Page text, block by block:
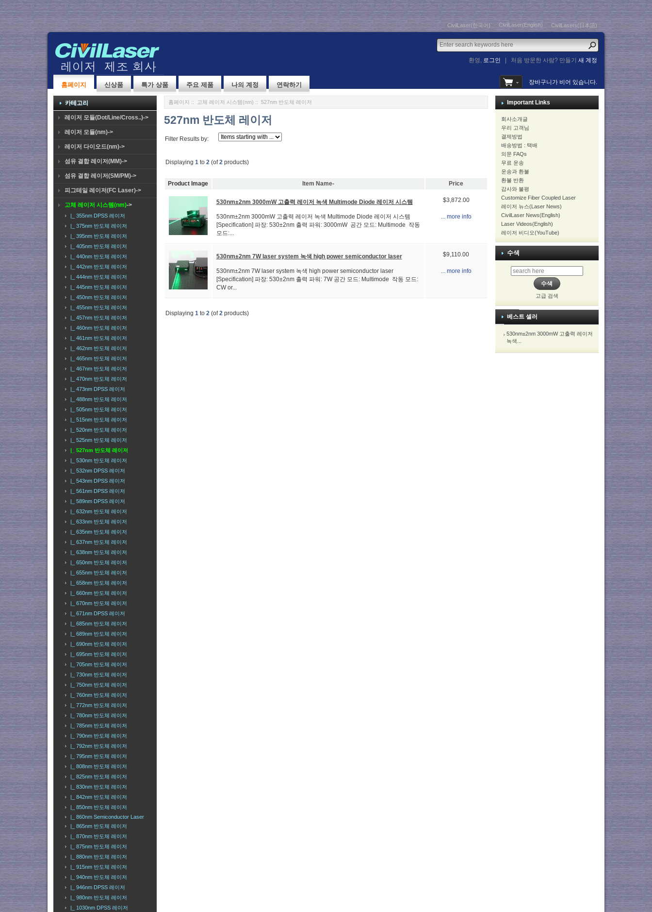
CivilLaser(한국어) CivilLaser(English) CivilLasers(日本語)
환영, 로그인 처음 방문한 사람? 만들기새 계정
홈페이지 신상품 특가 상품 주요 제품 나의 계정 연락하기 장바구니가 비어 있습니다.
카테고리
레이저 모듈(Dot/Line/Cross..)->
레이저 모듈(nm)->
레이저 다이오드(nm)->
섬유 결합 레이저(MM)->
섬유 결합 레이저(SM/PM)->
피그테일 레이저(FC Laser)->
고체 레이저 시스템(nm)->
|_ 355nm DPSS 레이저
|_ 375nm 반도체 레이저
|_ 395nm 반도체 레이저
|_ 405nm 반도체 레이저
|_ 440nm 반도체 레이저
|_ 442nm 반도체 레이저
|_ 444nm 반도체 레이저
|_ 445nm 반도체 레이저
|_ 450nm 반도체 레이저
|_ 455nm 반도체 레이저
|_ 457nm 반도체 레이저
|_ 460nm 반도체 레이저
|_ 461nm 반도체 레이저
|_ 462nm 반도체 레이저
|_ 465nm 반도체 레이저
|_ 467nm 반도체 레이저
|_ 470nm 반도체 레이저
|_ 473nm DPSS 레이저
|_ 488nm 반도체 레이저
|_ 505nm 반도체 레이저
|_ 515nm 반도체 레이저
|_ 520nm 반도체 레이저
|_ 525nm 반도체 레이저
|_ 527nm 반도체 레이저
|_ 530nm 반도체 레이저
|_ 532nm DPSS 레이저
|_ 543nm DPSS 레이저
|_ 561nm DPSS 레이저
|_ 589nm DPSS 레이저
|_ 632nm 반도체 레이저
|_ 633nm 반도체 레이저
|_ 635nm 반도체 레이저
|_ 637nm 반도체 레이저
|_ 638nm 반도체 레이저
|_ 650nm 반도체 레이저
|_ 655nm 반도체 레이저
|_ 658nm 반도체 레이저
|_ 660nm 반도체 레이저
|_ 670nm 반도체 레이저
|_ 671nm DPSS 레이저
|_ 685nm 반도체 레이저
|_ 689nm 반도체 레이저
|_ 690nm 반도체 레이저
|_ 695nm 반도체 레이저
|_ 705nm 반도체 레이저
|_ 730nm 반도체 레이저
|_ 750nm 반도체 레이저
|_ 760nm 반도체 레이저
|_ 772nm 반도체 레이저
|_ 780nm 반도체 레이저
|_ 785nm 반도체 레이저
|_ 790nm 반도체 레이저
|_ 792nm 반도체 레이저
|_ 795nm 반도체 레이저
|_ 808nm 반도체 레이저
|_ 825nm 반도체 레이저
|_ 830nm 반도체 레이저
|_ 842nm 반도체 레이저
|_ 850nm 반도체 레이저
|_ 860nm Semiconductor Laser
|_ 865nm 반도체 레이저
|_ 870nm 반도체 레이저
|_ 875nm 반도체 레이저
|_ 880nm 반도체 레이저
|_ 915nm 반도체 레이저
|_ 940nm 반도체 레이저
|_ 946nm DPSS 레이저
|_ 980nm 반도체 레이저
|_ 1030nm DPSS 레이저
홈페이지 :: 고체 레이저 시스템(nm) :: 527nm 반도체 레이저
527nm 반도체 레이저
Filter Results by:
Displaying 1 to 2 (of2 products)
Product Image Item Name- Price
530nm±2nm 3000mW 고출력 레이저 녹색 Multimode Diode 레이저 시스템
530nm±2nm 3000mW 고출력 레이저 녹색 Multimode Diode 레이저 시스템
[Specification] 파장: 530±2nm 출력 파워: 3000mW 공간 모드: Multimode 작동
모드:...
$3,872.00
... more info
530nm±2nm 7W laser system 녹색 high power semiconductor laser
530nm±2nm 7W laser system 녹색 high power semiconductor laser
[Specification] 파장: 530±2nm 출력 파워: 7W 공간 모드: Multimode 작동 모드:
CW or...
$9,110.00
... more info
Displaying 1 to 2 (of2 products)
Important Links
회사소개글
우리 고객님
결제방법
배송방법 : 택배
의문 FAQs
무료 운송
운송과 환불
환불 반환
감사와 불평
Customize Fiber Coupled Laser
레이저 뉴스(Laser News)
CivilLaser News(English)
Laser Videos(English)
레이저 비디오(YouTube)
수색
고급 검색
베스트 셀러
530nm±2nm 3000mW 고출력 레이저
녹색...